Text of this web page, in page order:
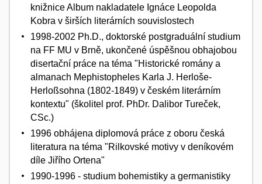
knižnice Album nakladatele Ignáce Leopolda
Kobra v širších literárních souvislostech
1998-2002 Ph.D., doktorské postgraduální studium
na FF MU v Brně, ukončené úspěšnou obhajobou
disertační práce na téma "Historické romány a
almanach Mephistopheles Karla J. Herloše-
Herloßsohna (1802-1849) v českém literárním
kontextu" (školitel prof. PhDr. Dalibor Tureček,
CSc.)
1996 obhájena diplomová práce z oboru česká
literatura na téma "Rilkovské motivy v deníkovém
díle Jiřího Ortena"
1990-1996 - studium bohemistiky a germanistiky